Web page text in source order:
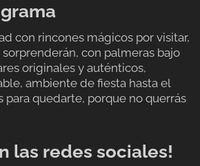
con rincones mágicos por visitar,
con palmeras bajo
originales y auténticos,
ambiente de fiesta hasta el
para quedarte, porque no querrás
las redes sociales!